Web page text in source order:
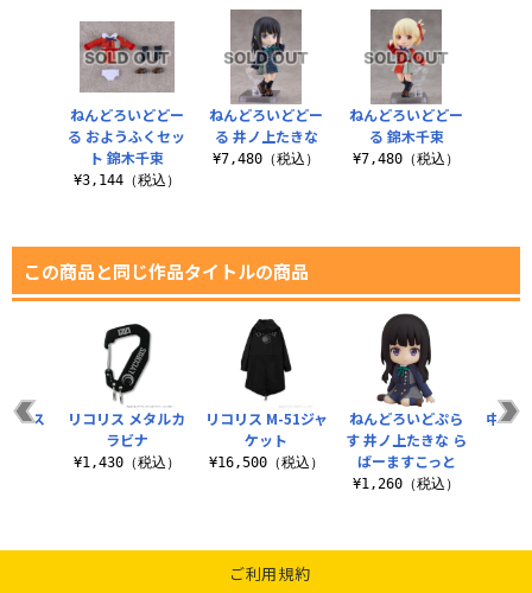
ねんどろいどどー
る 井ノ上たきな
¥7,480（税込）
ねんどろいどどー
る 錦木千束
¥7,480（税込）
ねんどろいどどー
る おようふくセッ
ト 錦木千束
¥3,144（税込）
この商品と同じ作品タイトルの商品
リコリス M-51ジャ
ケット
¥16,500（税込）
ねんどろいどぷら
す 井ノ上たきな ら
ばーますこっと
¥1,260（税込）
中原
ース
リコリス メタルカ
ラビナ
¥1,430（税込）
ご利用規約